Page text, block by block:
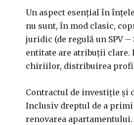
Un aspect esențial în
nu sunt, în mod clasic,
juridic (de regulă un SPV
entitate are atribuții
chiriilor, distribuirea
Contractul de investiție și
Inclusiv dreptul de a
renovarea